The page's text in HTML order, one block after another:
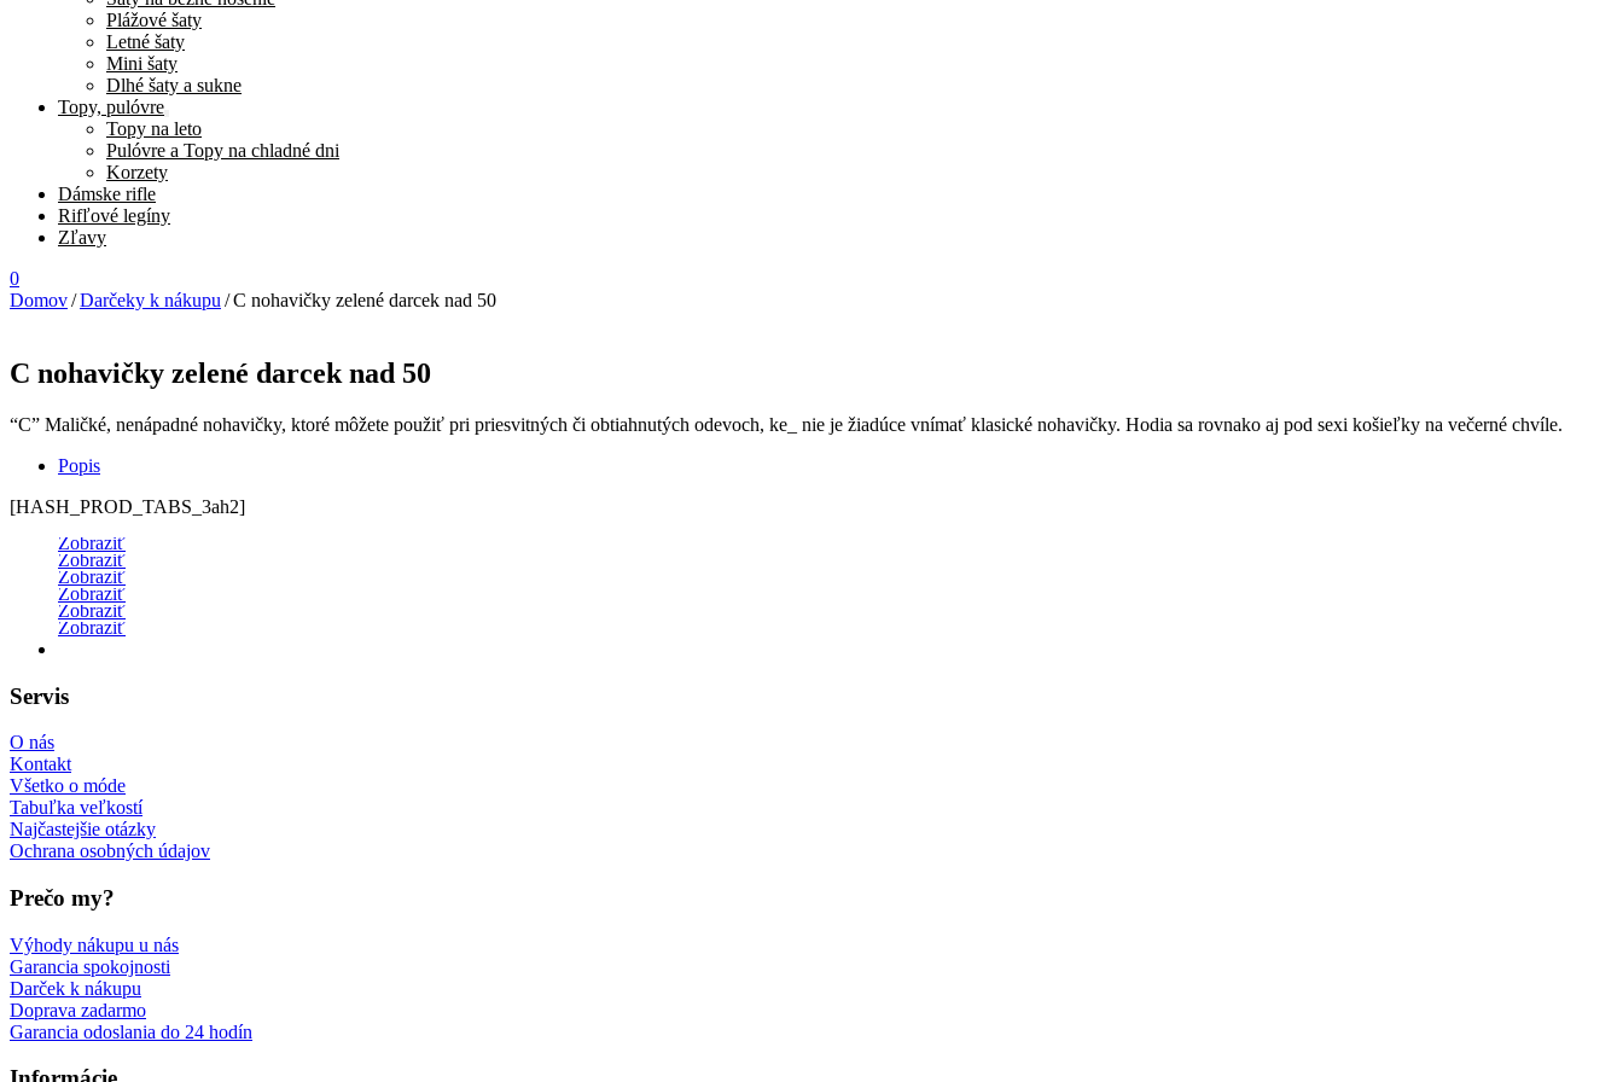
Plážové šaty
Letné šaty
Mini šaty
Dlhé šaty a sukne
Topy, pulóvre
Topy na leto
Pulóvre a Topy na chladné dni
Korzety
Dámske rifle
Rifľové legíny
Zľavy
0
Domov/Darčeky k nákupu /C nohavičky zelené darcek nad 50
C nohavičky zelené darcek nad 50
“C” Maličké, nenápadné nohavičky, ktoré môžete použiť pri priesvitných či obtiahnutých odevoch, ke_ nie je žiadúce vnímať klasické nohavičky. Hodia sa rovnako aj pod sexi košieľky na večerné chvíle.
Popis
[HASH_PROD_TABS_3ah2]
Plavkové nohavičky brazílske – pusinky darcek nad 150
Zobraziť
C nohavičky žlté darcek nad 50
Zobraziť
Zobraziť
Pančušky samordržiace s mašličkami čierne darcek
Zobraziť
Zobraziť
C nohavičky s čipkou svetlo modré darcek 50
Zobraziť
Servis
O nás
Kontakt
Všetko o móde
Tabuľka veľkostí
Najčastejšie otázky
Ochrana osobných údajov
Prečo my?
Výhody nákupu u nás
Garancia spokojnosti
Darček k nákupu
Doprava zadarmo
Garancia odoslania do 24 hodín